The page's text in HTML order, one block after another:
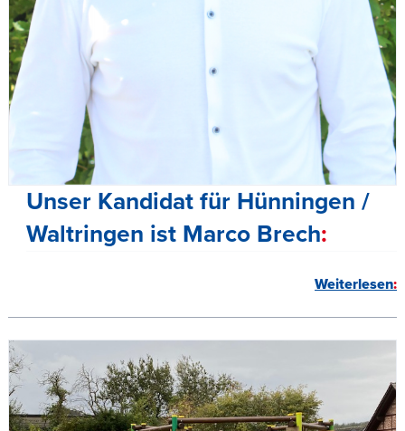
Unser Kandidat für Hünningen /
Waltringen ist Marco Brech
Weiterlesen